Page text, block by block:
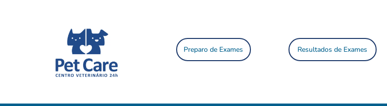
Preparo de Exames Resultados de Exames